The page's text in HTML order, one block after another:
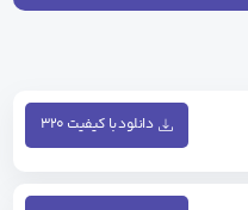
دانلود با کیفیت ۳۲۰